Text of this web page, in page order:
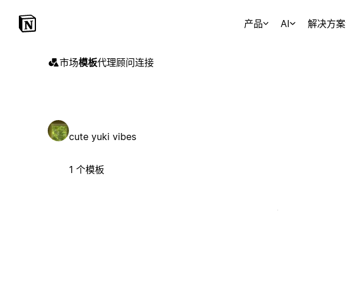
产品 AI 解决方案
市场模板代理顾问连接
cute yuki vibes
1 个模板